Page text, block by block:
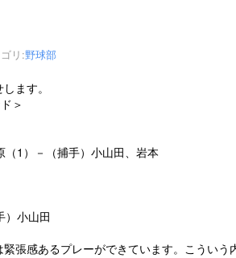
リ:野球部
ます。
＞
（1）－（捕手）小山田、岩本
）小山田
張感あるプレーができています。こうい